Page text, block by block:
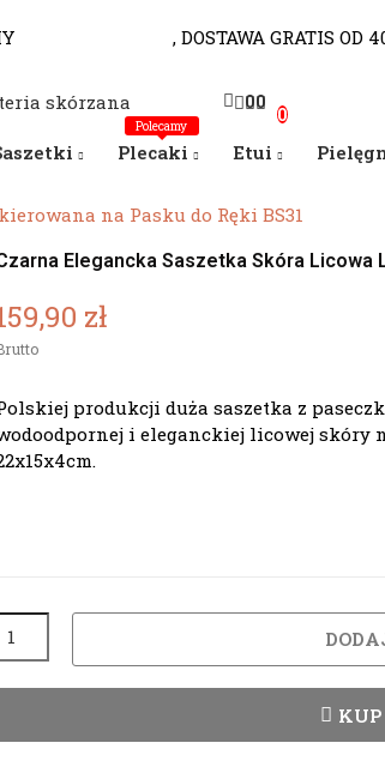
, DOSTAWA GRATIS OD
00
0
Plecaki
Polecamy
Etui
na Pasku do Ręki BS31
Elegancka Saszetka Skóra Licowa
zł
produkcji duża saszetka z
i eleganckiej licowej skóry
KUP